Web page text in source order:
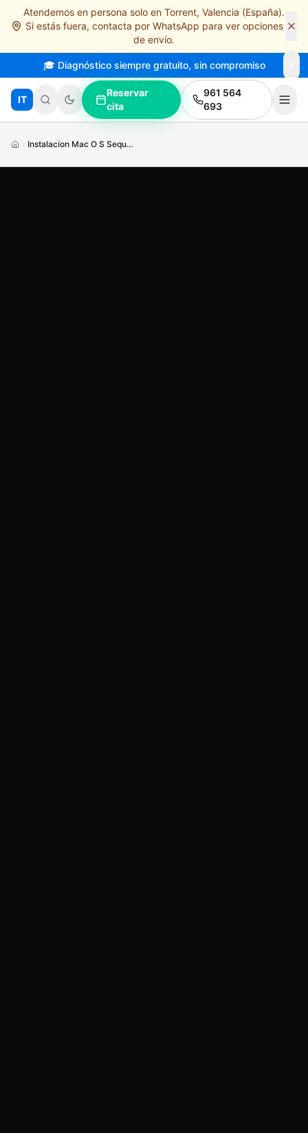
Saltar al contenido principal
Atendemos en persona solo en Torrent, Valencia (España).
Si estás fuera, contacta por WhatsApp para ver opciones
de envío.
🎓 Diagnóstico siempre gratuito, sin compromiso
IT
Reservar
cita
961 564
693
Instalacion Mac O S Sequoia Sonoma Ventura